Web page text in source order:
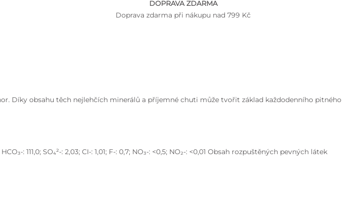
DOPRAVA ZDARMA
Doprava zdarma při nákupu nad 799 Kč
Díky obsahu těch nejlehčích minerálů a příjemné chuti může tvořit základ každodenního pitného
: 111,0; SO₄²-: 2,03; CI-: 1,01; F-: 0,7; NO₃-: <0,5; NO₂-: <0,01 Obsah rozpuštěných pevných látek